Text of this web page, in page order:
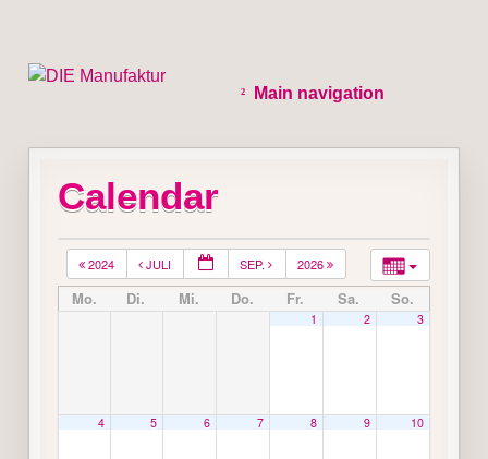
Main navigation
Calendar
2024 JULI SEP. 2026
Mo. Di. Mi. Do. Fr. Sa. So.
1 2 3
4 5 6 7 8 9 10